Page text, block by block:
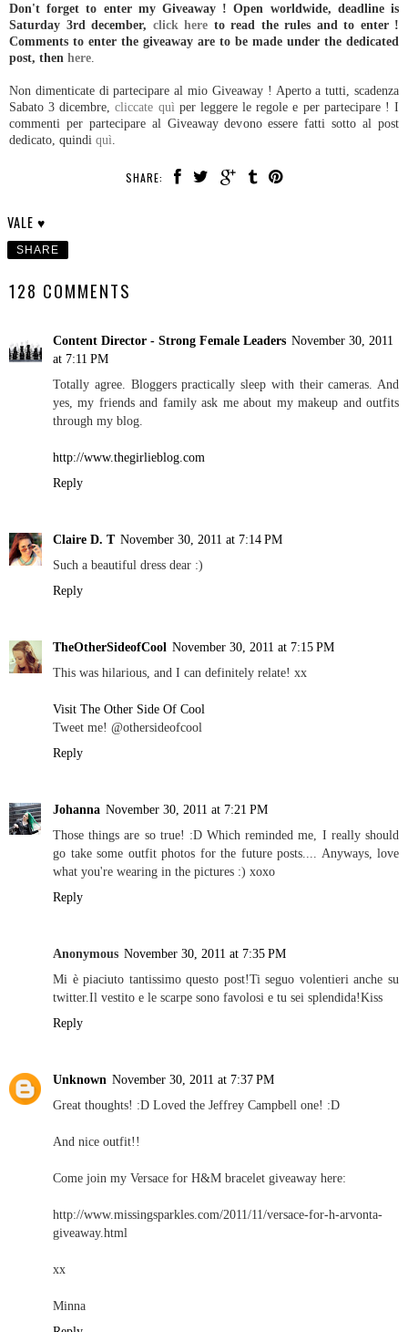
Don't forget to enter my Giveaway ! Open worldwide, deadline is
Saturday 3rd december, click here to read the rules and to enter !
Comments to enter the giveaway are to be made under the dedicated
post, then here.
Non dimenticate di partecipare al mio Giveaway ! Aperto a tutti, scadenza
Sabato 3 dicembre,cliccate quìper leggere le regole e per partecipare ! I
commenti per partecipare al Giveaway devono essere fatti sotto al post
dedicato, quindi quì.
SHARE:
VALE ♥
SHARE
128 COMMENTS
Content Director - Strong Female Leaders November 30, 2011
at 7:11 PM
Totally agree. Bloggers practically sleep with their cameras. And
yes, my friends and family ask me about my makeup and outfits
through my blog.
http://www.thegirlieblog.com
Reply
Claire D. T November 30, 2011 at 7:14 PM
Such a beautiful dress dear :)
Reply
TheOtherSideofCool November 30, 2011 at 7:15 PM
This was hilarious, and I can definitely relate! xx
Visit The Other Side Of Cool
Tweet me! @othersideofcool
Reply
Johanna November 30, 2011 at 7:21 PM
Those things are so true! :D Which reminded me, I really should
go take some outfit photos for the future posts.... Anyways, love
what you're wearing in the pictures :) xoxo
Reply
Anonymous November 30, 2011 at 7:35 PM
Mi è piaciuto tantissimo questo post!Ti seguo volentieri anche su
twitter.Il vestito e le scarpe sono favolosi e tu sei splendida!Kiss
Reply
Unknown November 30, 2011 at 7:37 PM
Great thoughts! :D Loved the Jeffrey Campbell one! :D
And nice outfit!!
Come join my Versace for H&M bracelet giveaway here:
http://www.missingsparkles.com/2011/11/versace-for-h-arvonta-
giveaway.html
xx
Minna